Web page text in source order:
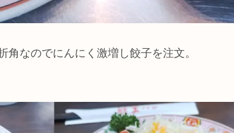
なのでにんにく激増し餃子を注文。